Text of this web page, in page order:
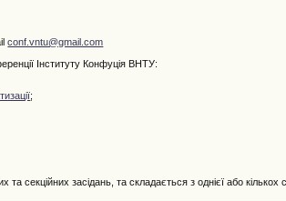
conf.vntu@gmail.com
Інституту Конфуція ВНТУ:
;
секційних засідань, та складається з однієї або кількох